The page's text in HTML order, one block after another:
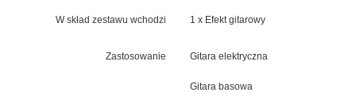
W skład zestawu wchodzi 1 x Efekt gitarowy
Zastosowanie Gitara elektryczna
Gitara basowa